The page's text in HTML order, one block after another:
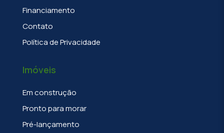
Financiamento
Contato
Política de Privacidade
Imóveis
Em construção
Pronto para morar
Pré-lançamento